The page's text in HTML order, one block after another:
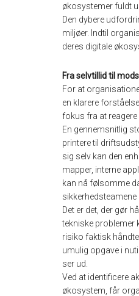
økosystemer fuldt
Den dybere
miljøer. Indtil
deres digitale
Fra selvtillid til
For at
en klarere
fokus fra at
En gennemsnitlig
printere til
sig selv kan den
mapper, interne
kan nå følsomme
Det er det, der gør
tekniske problemer
risiko faktisk
umulig opgave i
ser ud.
Ved at identificere
økosystem, får